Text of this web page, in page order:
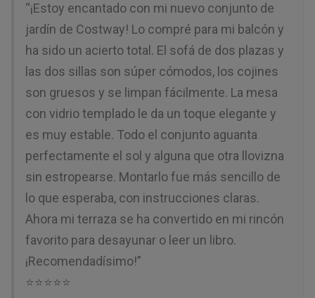
“¡Estoy encantado con mi nuevo conjunto de
jardín de Costway! Lo compré para mi balcón y
ha sido un acierto total. El sofá de dos plazas y
las dos sillas son súper cómodos, los cojines
son gruesos y se limpan fácilmente. La mesa
con vidrio templado le da un toque elegante y
es muy estable. Todo el conjunto aguanta
perfectamente el sol y alguna que otra llovizna
sin estropearse. Montarlo fue más sencillo de
lo que esperaba, con instrucciones claras.
Ahora mi terraza se ha convertido en mi rincón
favorito para desayunar o leer un libro.
¡Recomendadísimo!”
⭐⭐⭐⭐⭐